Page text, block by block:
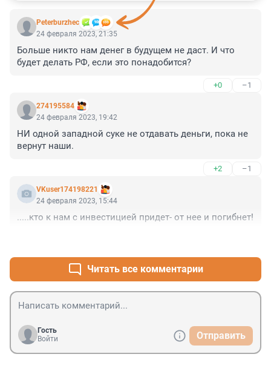
Peterburzhec
24 февраля 2023, 21:35
Больше никто нам денег в будущем не даст. И что
будет делать РФ, если это понадобится?
+0 –1
274195584
24 февраля 2023, 19:42
НИ одной западной суке не отдавать деньги, пока не
вернут наши.
+2 –1
VKuser174198221
24 февраля 2023, 15:44
.....кто к нам с инвестицией придет- от нее и погибнет!
Читать все комментарии
Гость
Войти
Отправить